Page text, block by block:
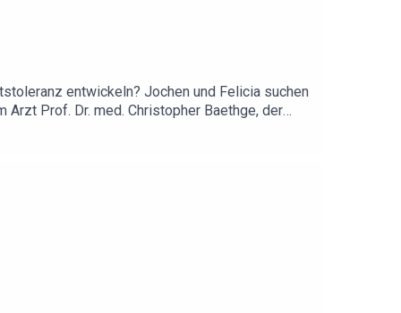
entwickeln? Jochen und Felicia suchen
Prof. Dr. med. Christopher Baethge, der
einbringt.👇Links und Artikel aus
100.html♥️ Danke an PayPal, den Sponsor
Einfach, schnell und sicher. Den ein